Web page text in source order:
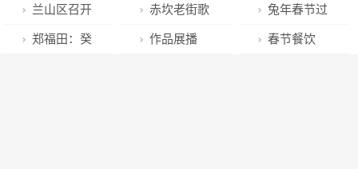
教育部“双名计
划”名单 ，有
小镇！赶紧去
打卡吧
15处高速公路
服务区指南请
寒冬里的温暖
沐浴——山东
雪节​ 烟花”走红？业
内人士提醒！
兰山区召开
见义勇为先进
赤坎老街歌
声嘹亮 市民游
兔年春节过
半 国内酒店、
郑福田：癸 作品展播 春节餐饮